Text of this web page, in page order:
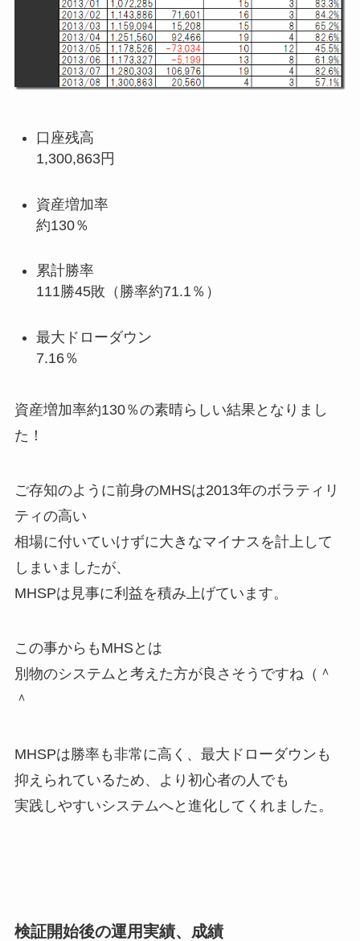
口座残高
1,300,863円
資産増加率
約130％
累計勝率
111勝45敗（勝率約71.1％）
最大ドローダウン
7.16％
資産増加率約130％の素晴らしい結果となりまし
た！
ご存知のように前身のMHSは2013年のボラティリ
ティの高い
相場に付いていけずに大きなマイナスを計上して
しまいましたが、
MHSPは見事に利益を積み上げています。
この事からもMHSとは
別物のシステムと考えた方が良さそうですね（＾
＾
MHSPは勝率も非常に高く、最大ドローダウンも
抑えられているため、より初心者の人でも
実践しやすいシステムへと進化してくれました。
検証開始後の運用実績、成績